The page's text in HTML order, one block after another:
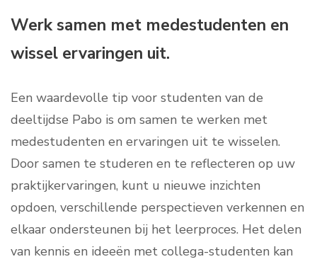
Werk samen met medestudenten en
wissel ervaringen uit.
Een waardevolle tip voor studenten van de
deeltijdse Pabo is om samen te werken met
medestudenten en ervaringen uit te wisselen.
Door samen te studeren en te reflecteren op uw
praktijkervaringen, kunt u nieuwe inzichten
opdoen, verschillende perspectieven verkennen en
elkaar ondersteunen bij het leerproces. Het delen
van kennis en ideeën met collega-studenten kan